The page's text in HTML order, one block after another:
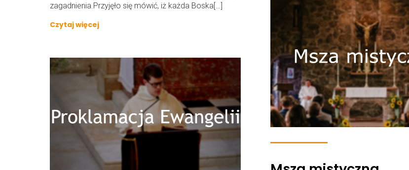
zagadnienia.Przyjęło się mówić, iż każda Boska[…]
Czytaj więcej